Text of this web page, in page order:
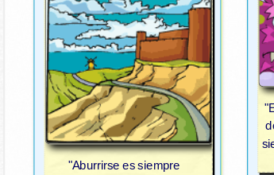
"Aburrirse es siempre